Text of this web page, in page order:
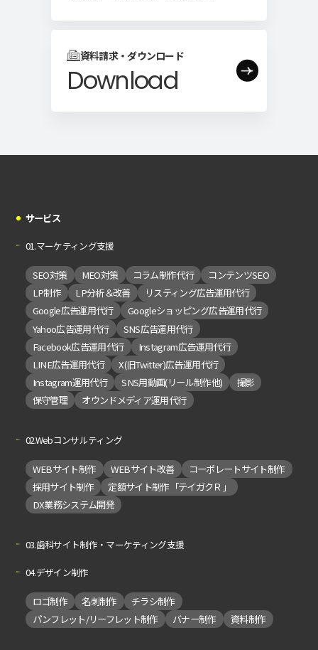
資料請求・ダウンロード
Download
サービス
01.マーケティング支援
SEO対策 MEO対策 コラム制作代行
コンテンツSEO
LP制作
LP分析＆改善
リスティング広告運用代行
Google広告運用代行
Googleショッピング広告運用代行
Yahoo広告運用代行
SNS広告運用代行
Facebook広告運用代行
Instagram広告運用代行
LINE広告運用代行
X(旧Twitter)広告運用代行
Instagram運用代行
SNS用動画(リール制作他)
撮影
保守管理
オウンドメディア運用代行
02.Webコンサルティング
WEBサイト制作 WEBサイト改善
コーポレートサイト制作
採用サイト制作
定額サイト制作「テイガクＲ」
DX業務システム開発
03.歯科サイト制作・マーケティング支援
04.デザイン制作
ロゴ制作 名刺制作
チラシ制作
パンフレット/リーフレット制作
バナー制作 資料制作